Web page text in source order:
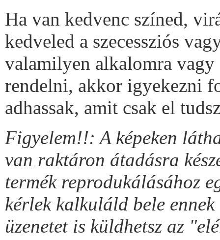
Ha van kedvenc színed,
kedveled a szecessziós
valamilyen alkalomra vagy
rendelni, akkor igyekezni
adhassak, amit csak el
Figyelem!!:A képeken
van raktáron átadásra
termék reprodukálásához
kérlek kalkuláld bele
üzenetet is küldhetsz az